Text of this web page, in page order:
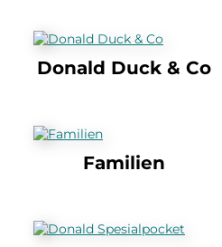
Donald Duck & Co
Familien